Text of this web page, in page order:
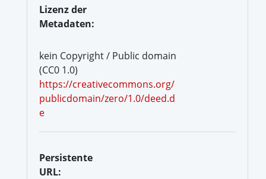
Lizenz der
Metadaten:
kein Copyright / Public domain
(CC0 1.0)
https://creativecommons.org/
publicdomain/zero/1.0/deed.d
e
Persistente
URL: